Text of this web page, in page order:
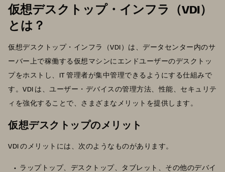
仮想デスクトップ・インフラ（VDI）
とは？
仮想デスクトップ・インフラ（VDI）は、データセンター内のサ
ーバー上で稼働する仮想マシンにエンドユーザーのデスクトッ
プをホストし、IT 管理者が集中管理できるようにする仕組みで
す。VDI は、ユーザー・デバイスの管理方法、性能、セキュリテ
ィを強化することで、さまざまなメリットを提供します。
仮想デスクトップのメリット
VDI のメリットには、次のようなものがあります。
ラップトップ、デスクトップ、タブレット、その他のデバイ